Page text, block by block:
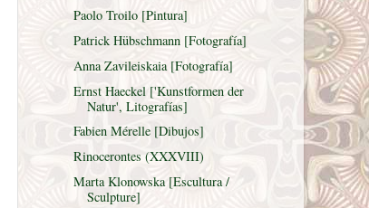
Paolo Troilo [Pintura]
Patrick Hübschmann [Fotografía]
Anna Zavileiskaia [Fotografía]
Ernst Haeckel ['Kunstformen der
Natur', Litografías]
Fabien Mérelle [Dibujos]
Rinocerontes (XXXVIII)
Marta Klonowska [Escultura /
Sculpture]